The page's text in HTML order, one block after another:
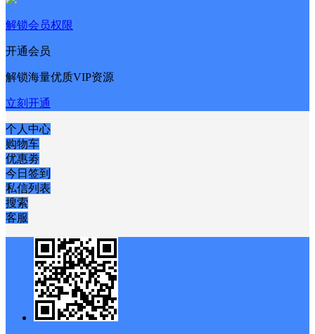
解锁会员权限
开通会员
解锁海量优质VIP资源
立刻开通
个人中心
购物车
优惠劵
今日签到
私信列表
搜索
客服